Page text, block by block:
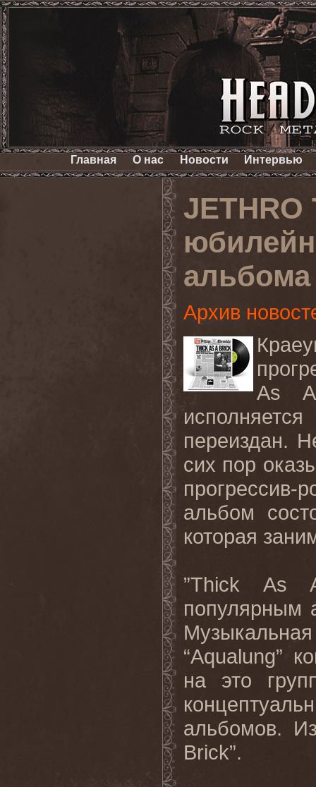
Главная О нас Новости Интервью
альбома
Архив
As
переиздан.
сих пор
альбом
которая
”Thick As
популярным
“Aqualung”
на это
альбомов.
Brick”.